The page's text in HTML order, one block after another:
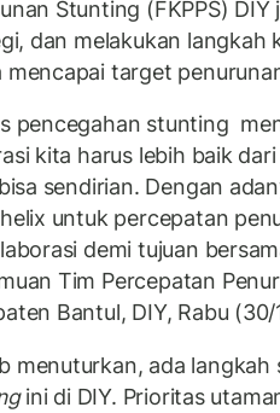
Stunting (FKPPS)
dan melakukan langkah
mencapai target
pencegahan stunting
kita harus lebih baik
sendirian. Dengan
untuk percepatan
demi tujuan
Tim Percepatan
Bantul, DIY, Rabu
menuturkan, ada
ini di DIY. Prioritas